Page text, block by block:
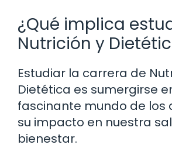
¿Qué implica
Nutrición y
Estudiar la carrera de
Dietética es sumergirse
fascinante mundo de los
su impacto en nuestra
bienestar.